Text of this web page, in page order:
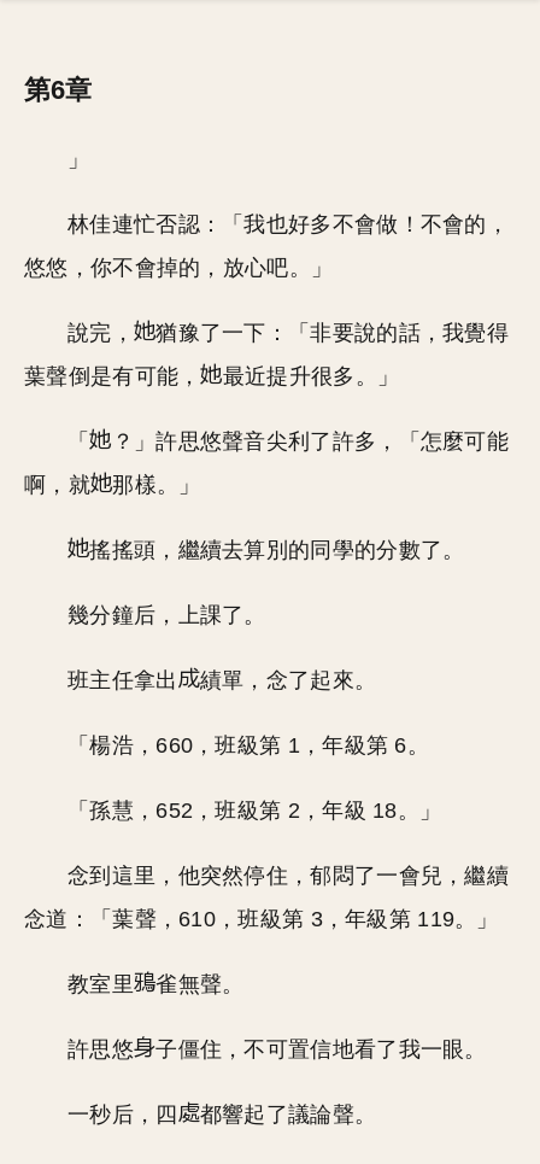
第6章
」
林佳連忙否認：「我也好多不會做！不會的，
悠悠，你不會掉的，放心吧。」
說完，
猶豫了一下：「非要說的話，我覺得
葉聲倒是有可能，
最近提升很多。」
「
？」許思悠聲音尖利了許多，「怎麼可能
啊，就
那樣。」
搖搖頭，繼續去算別的同學的分數了。
幾分鐘后，上課了。
班主任拿出 績單，念了起來。
「楊浩，660，班級第 1，年級第 6。
「孫慧，652，班級第 2，年級 18。」
念到這里，他突然停住，郁悶了一會兒，繼續
念道：「葉聲，610，班級第 3，年級第 119。」
教室里 雀無聲。
許思悠 子僵住，不可置信地看了我一眼。
一秒后，四 都響起了議論聲。